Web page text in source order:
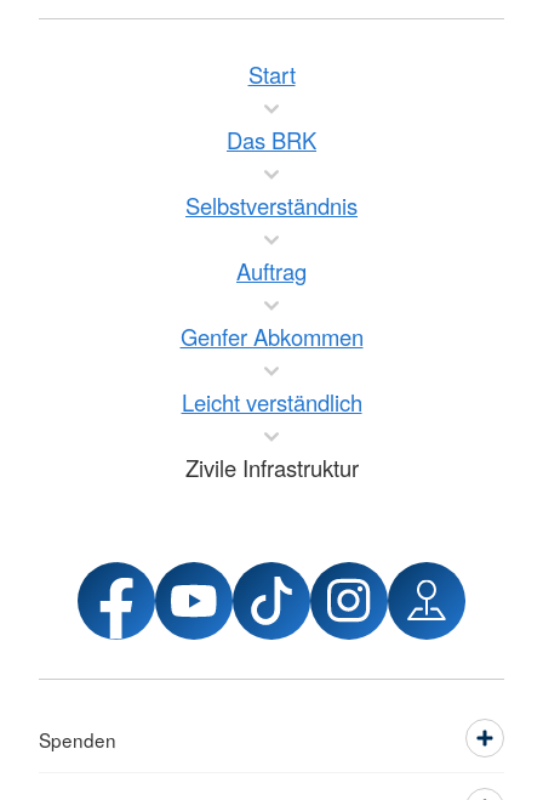
Start
Das BRK
Selbstverständnis
Auftrag
Genfer Abkommen
Leicht verständlich
Zivile Infrastruktur
Spenden